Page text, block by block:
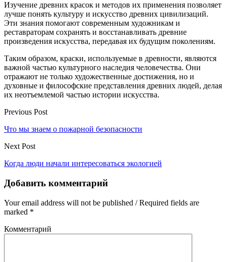
Изучение древних красок и методов их применения позволяет
лучше понять культуру и искусство древних цивилизаций.
Эти знания помогают современным художникам и
реставраторам сохранять и восстанавливать древние
произведения искусства, передавая их будущим поколениям.
Таким образом, краски, используемые в древности, являются
важной частью культурного наследия человечества. Они
отражают не только художественные достижения, но и
духовные и философские представления древних людей, делая
их неотъемлемой частью истории искусства.
Previous Post
Что мы знаем о пожарной безопасности
Next Post
Когда люди начали интересоваться экологией
Добавить комментарий
Your email address will not be published / Required fields are
marked *
Комментарий